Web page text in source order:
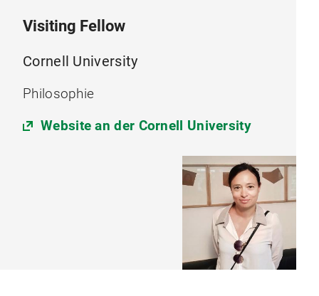
Visiting Fellow
Cornell University
Philosophie
Website an der Cornell University